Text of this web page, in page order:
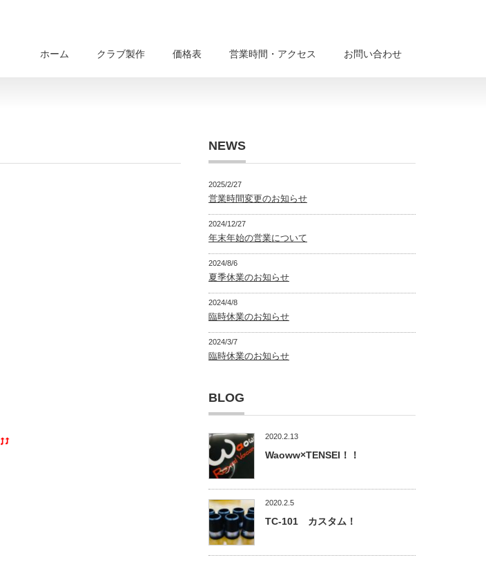
ホーム クラブ製作 価格表 営業時間・アクセス お問い合わせ
NEWS
2025/2/27
営業時間変更のお知らせ
2024/12/27
年末年始の営業について
2024/8/6
夏季休業のお知らせ
2024/4/8
臨時休業のお知らせ
2024/3/7
臨時休業のお知らせ
BLOG
2020.2.13
Waoww×TENSEI！！
2020.2.5
TC-101 カスタム！